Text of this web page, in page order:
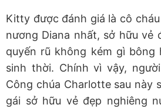
Kitty được đánh giá là cô
nương Diana nhất, sở hữu vẻ
quyến rũ không kém gì bông
sinh thời. Chính vì vậy,
Công chúa Charlotte sau này
gái sở hữu vẻ đẹp nghiêng